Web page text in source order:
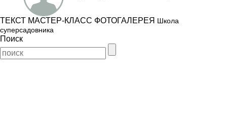
ТЕКСТ МАСТЕР-КЛАСС ФОТОГАЛЕРЕЯ Школа
суперсадовника
Поиск